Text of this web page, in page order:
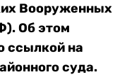
Вооруженных
Об этом
ссылкой на
суда.